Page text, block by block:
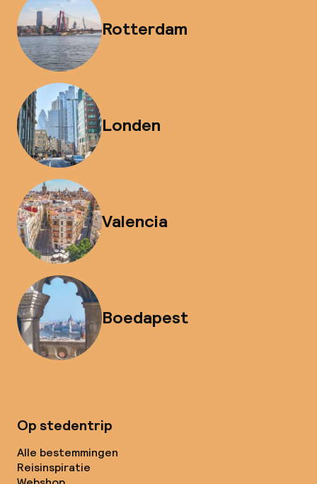
Rotterdam
Londen
Valencia
Boedapest
Op stedentrip
Alle bestemmingen
Reisinspiratie